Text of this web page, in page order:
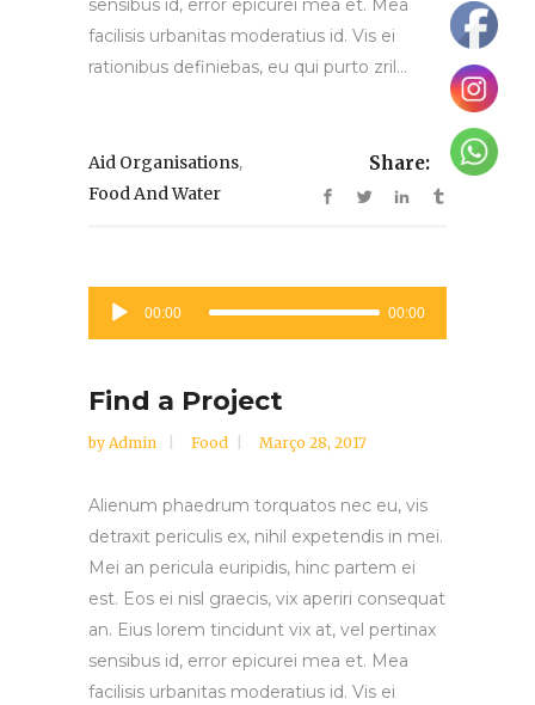
sensibus id, error epicurei mea et. Mea
facilisis urbanitas moderatius id. Vis ei
rationibus definiebas, eu qui purto zril...
Aid Organisations,
Food And Water
Share:
Reprodutor
00:00 00:00
Find a Project
by Admin Food Março 28, 2017
Alienum phaedrum torquatos nec eu, vis
detraxit periculis ex, nihil expetendis in mei.
Mei an pericula euripidis, hinc partem ei
est. Eos ei nisl graecis, vix aperiri consequat
an. Eius lorem tincidunt vix at, vel pertinax
sensibus id, error epicurei mea et. Mea
facilisis urbanitas moderatius id. Vis ei